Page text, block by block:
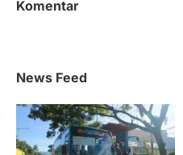
p
s
Komentar
News Feed